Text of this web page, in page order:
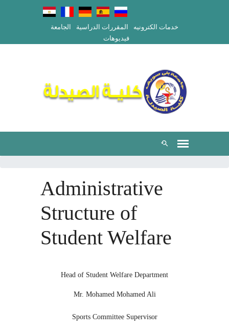
الجامعة المقررات الدراسية
خدمات الكترونيه
فيديوهات
Administrative
Structure of
Student Welfare
Head of Student Welfare Department
Mr. Mohamed Mohamed Ali
Sports Committee Supervisor